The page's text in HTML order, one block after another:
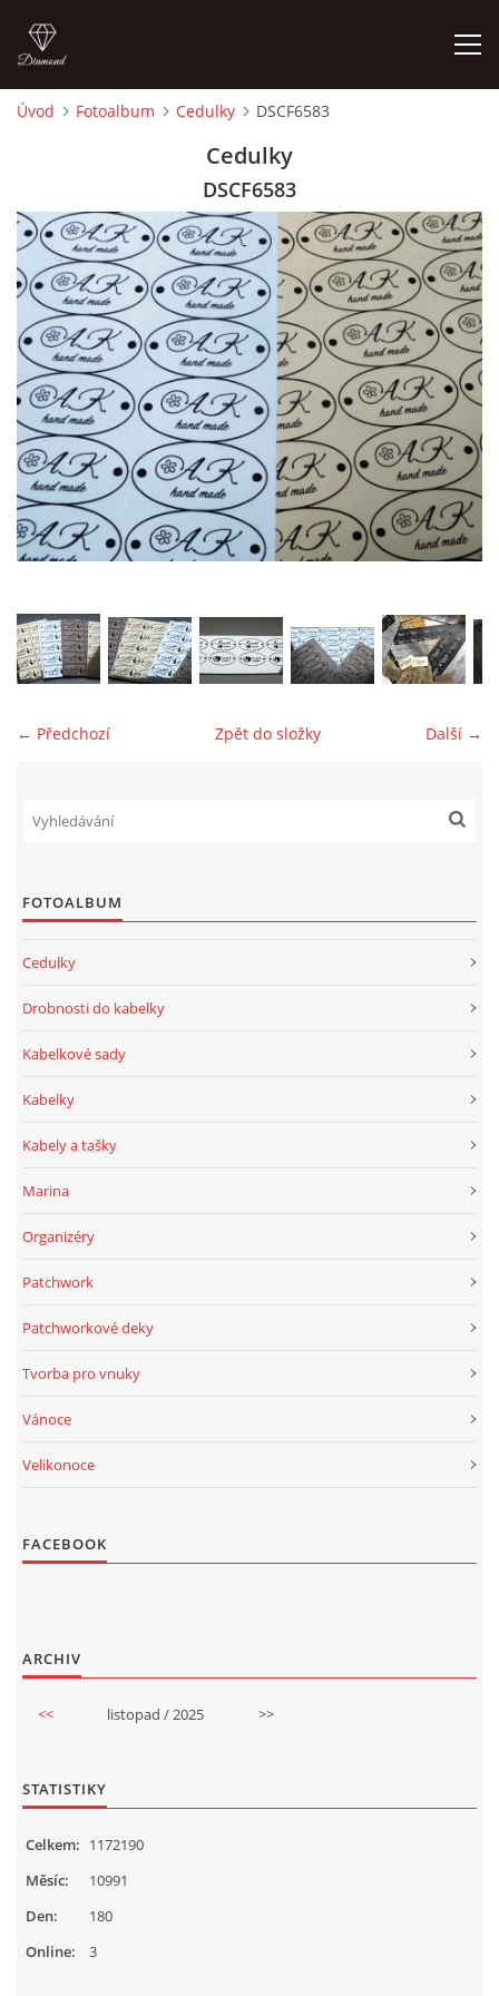
CEDULKY
MOJE POSLEDNÍ PRÁCE
jk-laguna@seznam.cz
Úvod Fotoalbum Cedulky DSCF6583
Cedulky
DSCF6583
← Předchozí Další →
Zpět do složky
FOTOALBUM
Cedulky
Drobnosti do kabelky
Kabelkové sady
Kabelky
Kabely a tašky
Marina
Organizéry
Patchwork
Patchworkové deky
Tvorba pro vnuky
Vánoce
Velikonoce
FACEBOOK
ARCHIV
<< listopad / 2025 >>
STATISTIKY
Online: 3
Celkem: 1172190
Měsíc:
10991
Den:
180